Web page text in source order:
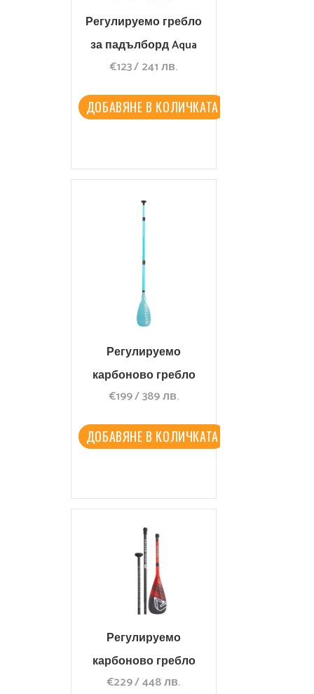
Регулируемо гребло
за падълборд Aqua
Marina Carbon Guide
€123/241лв.
ДОБАВЯНЕ В КОЛИЧКАТА
Регулируемо
карбоново гребло
WATTSUP Pure Carbon
C100 3D
€199/389лв.
ДОБАВЯНЕ В КОЛИЧКАТА
Регулируемо
карбоново гребло
Aqua Marina Carbon Pro
€229/448лв.